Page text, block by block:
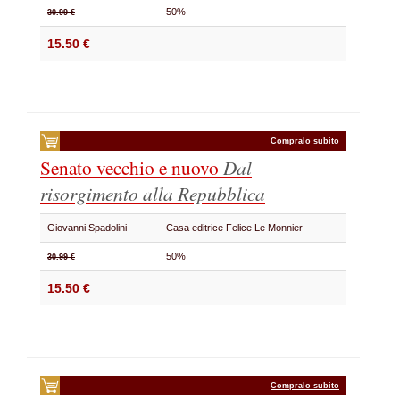
30.99 € 50%
15.50 €
Compralo subito
Senato vecchio e nuovo Dal
risorgimento alla Repubblica
Giovanni Spadolini Casa editrice Felice Le Monnier
30.99 € 50%
15.50 €
Compralo subito